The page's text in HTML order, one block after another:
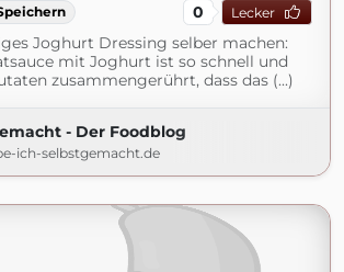
0 Lecker
Joghurt Dressing selber machen:
mit Joghurt ist so schnell und
zusammengerührt, dass das (...)
- Der Foodblog
ich-selbstgemacht.de